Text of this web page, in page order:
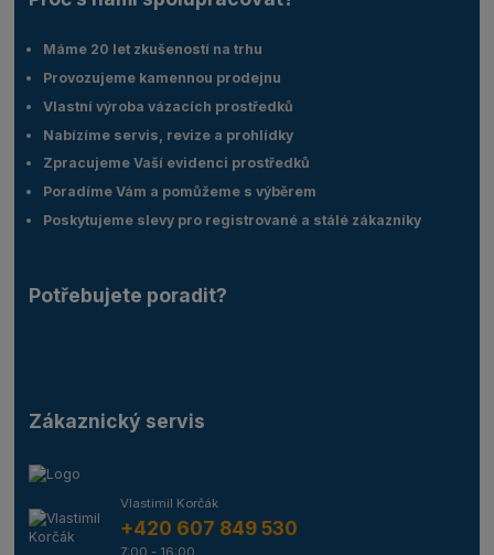
Máme 20 let zkušeností na trhu
Provozujeme kamennou prodejnu
Vlastní výroba vázacích prostředků
Nabízíme servis, revize a prohlídky
Zpracujeme Vaší evidenci prostředků
Poradíme Vám a pomůžeme s výběrem
Poskytujeme slevy pro registrované a stálé zákazníky
Potřebujete poradit?
Zákaznický servis
Vlastimil Korčák
+420 607 849 530
7:00 - 16:00